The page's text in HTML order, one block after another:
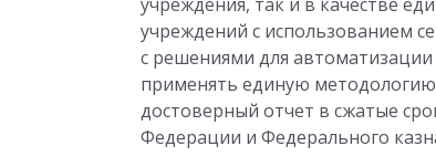
учреждений с использованием
с решениями для автоматизации
применять единую методологию
достоверный отчет в сжатые
Федерации и Федерального